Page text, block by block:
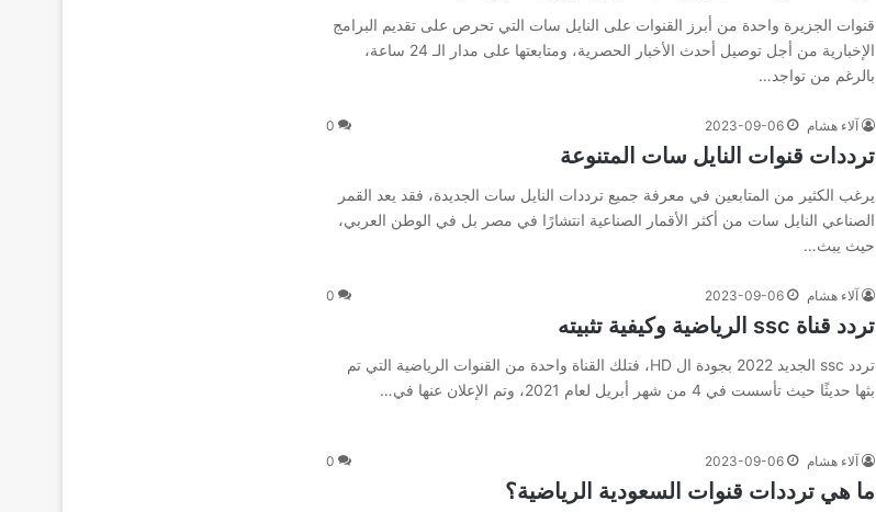
قنوات الجزیرة واحدة من أبرز القنوات على النايل سات التي تحرص على تقديم البرامج
الإخبارية من أجل توصيل أحدث الأخبار الحصرية، ومتابعتها على مدار الـ 24 ساعة،
بالرغم من تواجد…
آلاء هشام 2023-09-06
0
ترددات قنوات النایل سات المتنوعة
يرغب الكثير من المتابعين في معرفة جميع ترددات النایل سات الجديدة، فقد يعد القمر
الصناعي النايل سات من أكثر الأقمار الصناعية انتشارًا في مصر بل في الوطن العربي،
حيث يبث…
آلاء هشام 2023-09-06
0
تردد قناة ssc الرياضية وكيفية تثبيته
تردد ssc الجديد 2022 بجودة ال HD، فتلك القناة واحدة من القنوات الرياضية التي تم
بثها حديثًا حيث تأسست في 4 من شهر أبريل لعام 2021، وتم الإعلان عنها في…
آلاء هشام 2023-09-06
0
ما هي ترددات قنوات السعودیة الریاضیة؟